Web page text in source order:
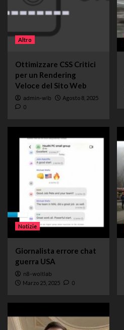
Altro
Ottimizzare CSS Critici
per un Rendering
Veloce del Sito Web
admin-wlb Agosto 8, 2025
0
Notizie
Giornalista errore chat
guerra USA
n8-woltlab
Marzo 25, 2025 0